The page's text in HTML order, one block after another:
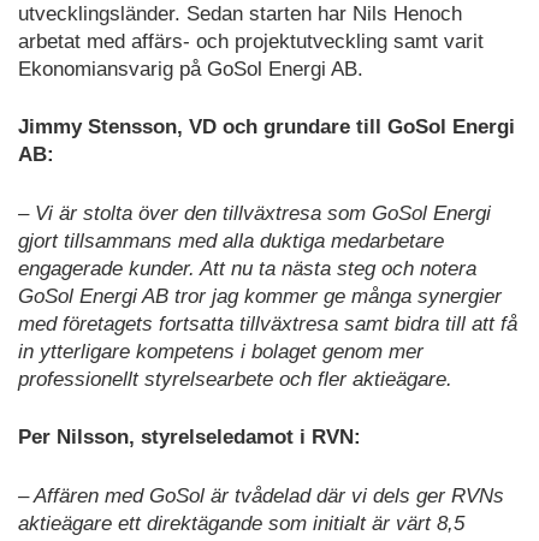
utvecklingsländer. Sedan starten har Nils Henoch
arbetat med affärs- och projektutveckling samt varit
Ekonomiansvarig på GoSol Energi AB.
Jimmy Stensson, VD och grundare till GoSol Energi
AB:
– Vi är stolta över den tillväxtresa som GoSol Energi
gjort tillsammans med alla duktiga medarbetare
engagerade kunder. Att nu ta nästa steg och notera
GoSol Energi AB tror jag kommer ge många synergier
med företagets fortsatta tillväxtresa samt bidra till att få
in ytterligare kompetens i bolaget genom mer
professionellt styrelsearbete och fler aktieägare.
Per Nilsson, styrelseledamot i RVN:
– Affären med GoSol är tvådelad där vi dels ger RVNs
aktieägare ett direktägande som initialt är värt 8,5